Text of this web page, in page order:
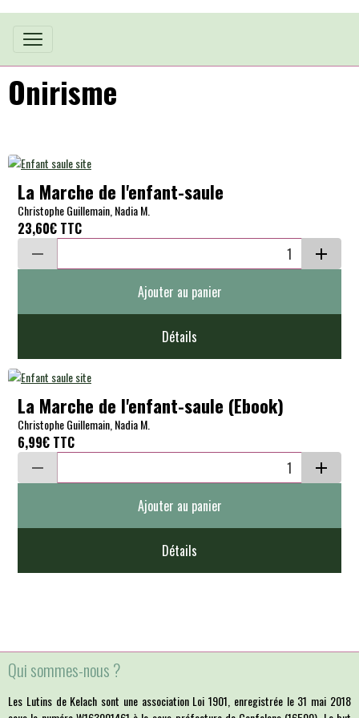
Onirisme
La Marche de l'enfant-saule
Christophe Guillemain, Nadia M.
23,60€ TTC
Ajouter au panier
Détails
La Marche de l'enfant-saule (Ebook)
Christophe Guillemain, Nadia M.
6,99€ TTC
Ajouter au panier
Détails
Qui sommes-nous ?
Les Lutins de Kelach sont une association Loi 1901, enregistrée le 31 mai 2018